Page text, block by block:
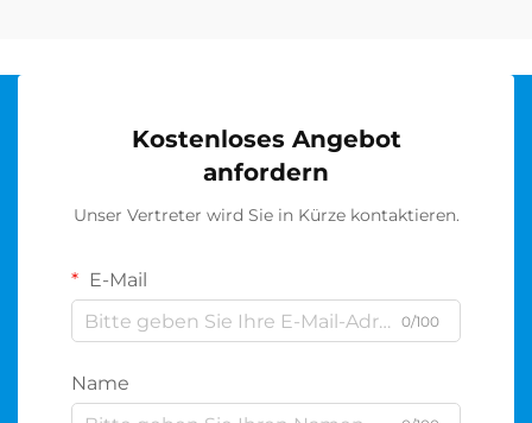
Kostenloses Angebot
anfordern
Unser Vertreter wird Sie in Kürze kontaktieren.
E-Mail
0/100
Name